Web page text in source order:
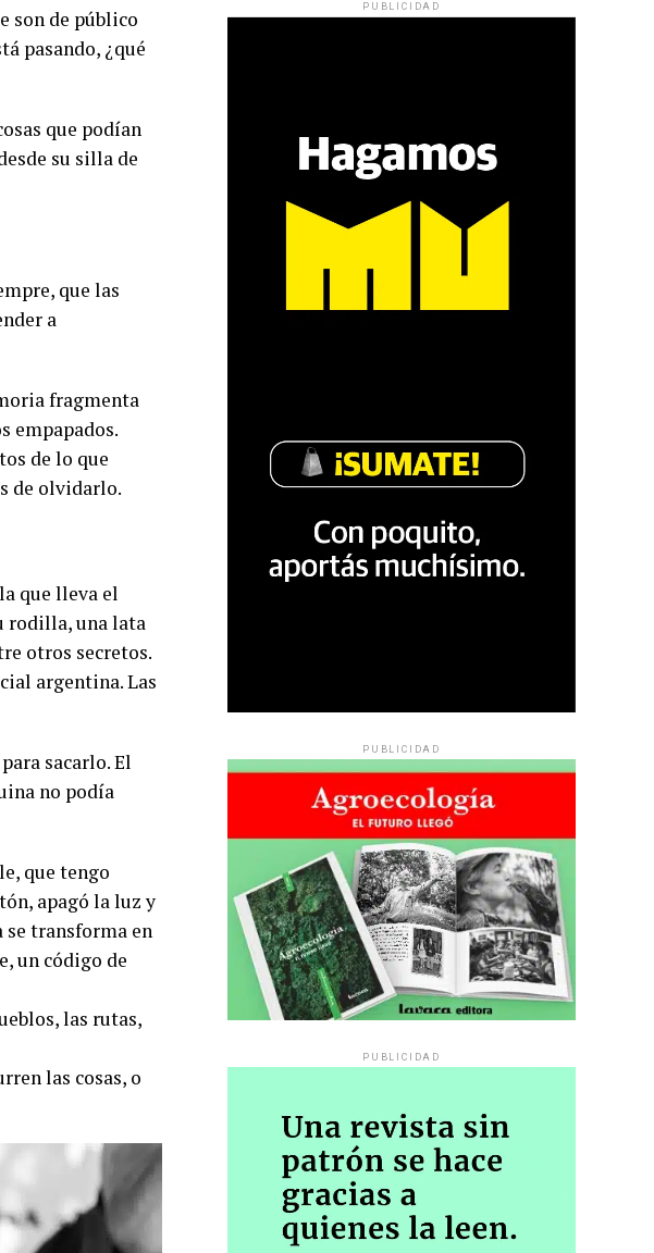
son de público
pasando, ¿qué
que podían
su silla de
que las
a
fragmenta
empapados.
de lo que
de olvidarlo.
que lleva el
rodilla, una lata
otros secretos.
argentina. Las
sacarlo. El
no podía
que tengo
apagó la luz y
se transforma en
un código de
las rutas,
las cosas, o
PUBLICIDAD
PUBLICIDAD
PUBLICIDAD